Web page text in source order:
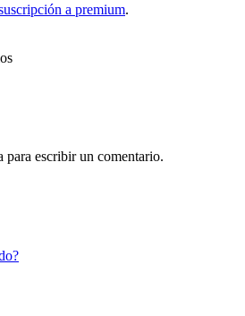
a premium.
para escribir un comentario.